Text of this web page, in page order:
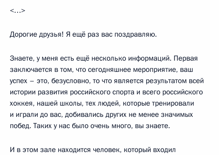
<…>
Дорогие друзья! Я ещё раз вас поздравляю.
Знаете, у меня есть ещё несколько информаций. Первая
заключается в том, что сегодняшнее мероприятие, ваш
успех – это, безусловно, то что является результатом всей
истории развития российского спорта и всего российского
хоккея, нашей школы, тех людей, которые тренировали
и играли до вас, добивались других не менее значимых
побед. Таких у нас было очень много, вы знаете.
И в этом зале находится человек, который входил